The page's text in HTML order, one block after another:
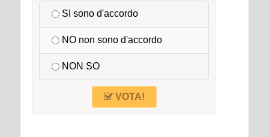
SI sono d'accordo
NO non sono d'accordo
NON SO
VOTA!